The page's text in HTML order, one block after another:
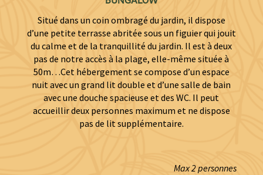
Situé dans un coin ombragé du jardin, il dispose
d’une petite terrasse abritée sous un figuier qui jouit
du calme et de la tranquillité du jardin. Il est à deux
pas de notre accès à la plage, elle-même située à
50m…Cet hébergement se compose d’un espace
nuit avec un grand lit double et d’une salle de bain
avec une douche spacieuse et des WC. Il peut
accueillir deux personnes maximum et ne dispose
pas de lit supplémentaire.
Max 2 personnes